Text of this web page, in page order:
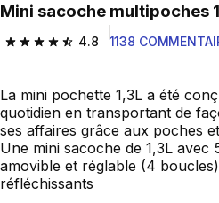
Mini sacoche multipoches
4.8
4.8 out of 5 stars from 1138
1138
La mini pochette 1,3L a été
quotidien en transportant de
ses affaires grâce aux poches
Une mini sacoche de 1,3L avec
amovible et réglable (4
réfléchissants